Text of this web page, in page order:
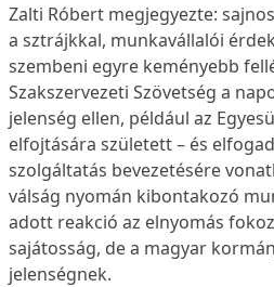
Zalti Róbert megjegyezte:
a sztrájkkal, munkavállalói
szembeni egyre keményebb
Szakszervezeti Szövetség a
jelenség ellen, például az
elfojtására született – és
szolgáltatás bevezetésére
válság nyomán kibontakozó
adott reakció az elnyomás
sajátosság, de a magyar
jelenségnek.